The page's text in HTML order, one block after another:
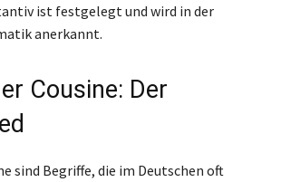
ist festgelegt und wird in der
anerkannt.
Cousine: Der
sind Begriffe, die im Deutschen oft